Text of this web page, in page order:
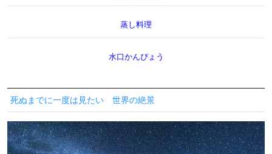
蒸し料理
水口かんぴょう
死ぬまでに一度は見たい 世界の絶景